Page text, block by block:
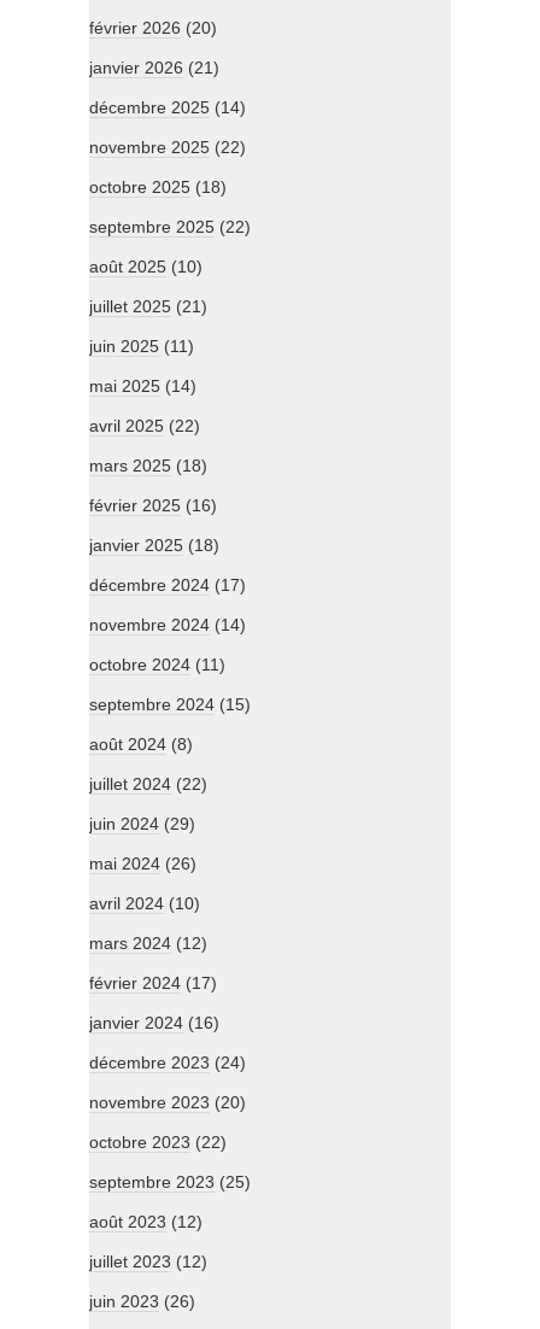
février 2026 (20)
janvier 2026 (21)
décembre 2025 (14)
novembre 2025 (22)
octobre 2025 (18)
septembre 2025 (22)
août 2025 (10)
juillet 2025 (21)
juin 2025 (11)
mai 2025 (14)
avril 2025 (22)
mars 2025 (18)
février 2025 (16)
janvier 2025 (18)
décembre 2024 (17)
novembre 2024 (14)
octobre 2024 (11)
septembre 2024 (15)
août 2024 (8)
juillet 2024 (22)
juin 2024 (29)
mai 2024 (26)
avril 2024 (10)
mars 2024 (12)
février 2024 (17)
janvier 2024 (16)
décembre 2023 (24)
novembre 2023 (20)
octobre 2023 (22)
septembre 2023 (25)
août 2023 (12)
juillet 2023 (12)
juin 2023 (26)